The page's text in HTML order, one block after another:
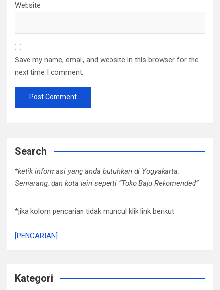
Website
Save my name, email, and website in this browser for the
next time I comment.
Search
*ketik informasi yang anda butuhkan di Yogyakarta,
Semarang, dan kota lain seperti “Toko Baju Rekomended”
*jika kolom pencarian tidak muncul klik link berikut
[PENCARIAN]
Kategori